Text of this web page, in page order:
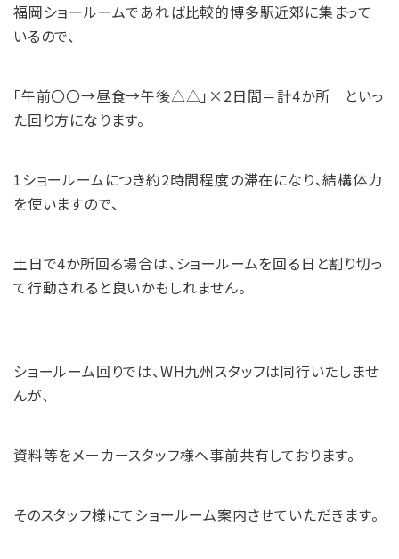
福岡ショールームであれば比較的博多駅近郊に集まって
いるので、
「午前〇〇→昼食→午後△△」×2日間＝計4か所 といっ
た回り方になります。
1ショールームにつき約2時間程度の滞在になり、結構体力
を使いますので、
土日で4か所回る場合は、ショールームを回る日と割り切っ
て行動されると良いかもしれません。
ショールーム回りでは、WH九州スタッフは同行いたしませ
んが、
資料等をメーカースタッフ様へ事前共有しております。
そのスタッフ様にてショールーム案内させていただきます。